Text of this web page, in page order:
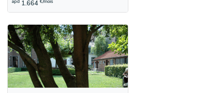
àpd 1.664 €/mois